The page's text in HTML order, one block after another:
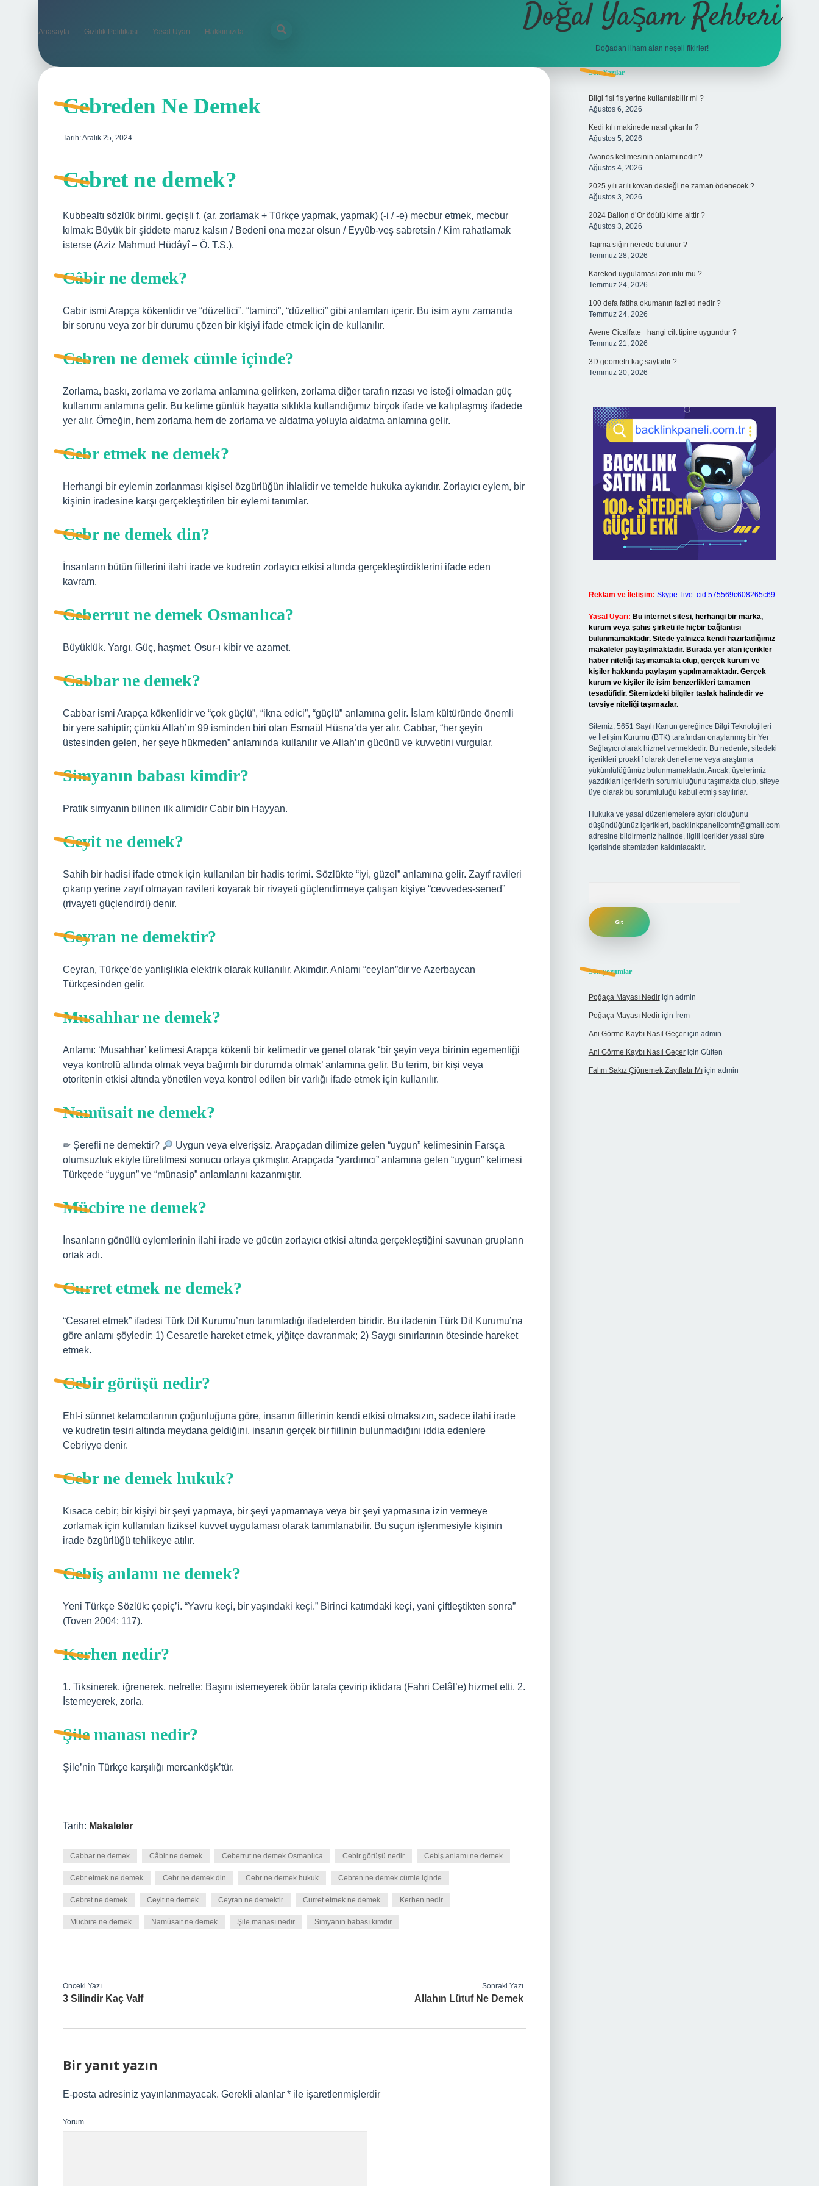
Anasayfa Gizlilik Politikası Yasal Uyarı Hakkımızda Doğal Yaşam Rehberi
Doğadan ilham alan neşeli fikirler!
Cebreden Ne Demek
Tarih: Aralık 25, 2024
Cebret ne demek?
Kubbealtı sözlük birimi. geçişli f. (ar. zorlamak + Türkçe yapmak, yapmak) (-i / -e) mecbur etmek, mecbur
kılmak: Büyük bir şiddete maruz kalsın / Bedeni ona mezar olsun / Eyyûb-veş sabretsin / Kim rahatlamak
isterse (Aziz Mahmud Hüdâyî – Ö. T.S.).
Câbir ne demek?
Cabir ismi Arapça kökenlidir ve “düzeltici”, “tamirci”, “düzeltici” gibi anlamları içerir. Bu isim aynı zamanda
bir sorunu veya zor bir durumu çözen bir kişiyi ifade etmek için de kullanılır.
Cebren ne demek cümle içinde?
Zorlama, baskı, zorlama ve zorlama anlamına gelirken, zorlama diğer tarafın rızası ve isteği olmadan güç
kullanımı anlamına gelir. Bu kelime günlük hayatta sıklıkla kullandığımız birçok ifade ve kalıplaşmış ifadede
yer alır. Örneğin, hem zorlama hem de zorlama ve aldatma yoluyla aldatma anlamına gelir.
Cebr etmek ne demek?
Herhangi bir eylemin zorlanması kişisel özgürlüğün ihlalidir ve temelde hukuka aykırıdır. Zorlayıcı eylem, bir
kişinin iradesine karşı gerçekleştirilen bir eylemi tanımlar.
Cebr ne demek din?
İnsanların bütün fiillerini ilahi irade ve kudretin zorlayıcı etkisi altında gerçekleştirdiklerini ifade eden
kavram.
Ceberrut ne demek Osmanlıca?
Büyüklük. Yargı. Güç, haşmet. Osur-ı kibir ve azamet.
Cabbar ne demek?
Cabbar ismi Arapça kökenlidir ve “çok güçlü”, “ikna edici”, “güçlü” anlamına gelir. İslam kültüründe önemli
bir yere sahiptir; çünkü Allah’ın 99 isminden biri olan Esmaül Hüsna’da yer alır. Cabbar, “her şeyin
üstesinden gelen, her şeye hükmeden” anlamında kullanılır ve Allah’ın gücünü ve kuvvetini vurgular.
Simyanın babası kimdir?
Pratik simyanın bilinen ilk alimidir Cabir bin Hayyan.
Ceyit ne demek?
Sahih bir hadisi ifade etmek için kullanılan bir hadis terimi. Sözlükte “iyi, güzel” anlamına gelir. Zayıf ravileri
çıkarıp yerine zayıf olmayan ravileri koyarak bir rivayeti güçlendirmeye çalışan kişiye “cevvedes-sened”
(rivayeti güçlendirdi) denir.
Ceyran ne demektir?
Ceyran, Türkçe’de yanlışlıkla elektrik olarak kullanılır. Akımdır. Anlamı “ceylan”dır ve Azerbaycan
Türkçesinden gelir.
Musahhar ne demek?
Anlamı: ‘Musahhar’ kelimesi Arapça kökenli bir kelimedir ve genel olarak ‘bir şeyin veya birinin egemenliği
veya kontrolü altında olmak veya bağımlı bir durumda olmak’ anlamına gelir. Bu terim, bir kişi veya
otoritenin etkisi altında yönetilen veya kontrol edilen bir varlığı ifade etmek için kullanılır.
Namüsait ne demek?
✏ Şerefli ne demektir?
Uygun veya elverişsiz. Arapçadan dilimize gelen “uygun” kelimesinin Farsça
olumsuzluk ekiyle türetilmesi sonucu ortaya çıkmıştır. Arapçada “yardımcı” anlamına gelen “uygun” kelimesi
Türkçede “uygun” ve “münasip” anlamlarını kazanmıştır.
Mücbire ne demek?
İnsanların gönüllü eylemlerinin ilahi irade ve gücün zorlayıcı etkisi altında gerçekleştiğini savunan grupların
ortak adı.
Curret etmek ne demek?
“Cesaret etmek” ifadesi Türk Dil Kurumu’nun tanımladığı ifadelerden biridir. Bu ifadenin Türk Dil Kurumu’na
göre anlamı şöyledir: 1) Cesaretle hareket etmek, yiğitçe davranmak; 2) Saygı sınırlarının ötesinde hareket
etmek.
Cebir görüşü nedir?
Ehl-i sünnet kelamcılarının çoğunluğuna göre, insanın fiillerinin kendi etkisi olmaksızın, sadece ilahi irade
ve kudretin tesiri altında meydana geldiğini, insanın gerçek bir fiilinin bulunmadığını iddia edenlere
Cebriyye denir.
Cebr ne demek hukuk?
Kısaca cebir; bir kişiyi bir şeyi yapmaya, bir şeyi yapmamaya veya bir şeyi yapmasına izin vermeye
zorlamak için kullanılan fiziksel kuvvet uygulaması olarak tanımlanabilir. Bu suçun işlenmesiyle kişinin
irade özgürlüğü tehlikeye atılır.
Cebiş anlamı ne demek?
Yeni Türkçe Sözlük: çepiç’i. “Yavru keçi, bir yaşındaki keçi.” Birinci katımdaki keçi, yani çiftleştikten sonra”
(Toven 2004: 117).
Kerhen nedir?
1. Tiksinerek, iğrenerek, nefretle: Başını istemeyerek öbür tarafa çevirip iktidara (Fahri Celâl’e) hizmet etti. 2.
İstemeyerek, zorla.
Şile manası nedir?
Şile’nin Türkçe karşılığı mercanköşk’tür.
Tarih: Makaleler
Cabbar ne demek Câbir ne demek Ceberrut ne demek Osmanlıca Cebir görüşü nedir Cebiş anlamı ne demek
Cebr etmek ne demek Cebr ne demek din Cebr ne demek hukuk Cebren ne demek cümle içinde
Cebret ne demek Ceyit ne demek Ceyran ne demektir Curret etmek ne demek Kerhen nedir
Mücbire ne demek Namüsait ne demek Şile manası nedir Simyanın babası kimdir
Önceki Yazı
3 Silindir Kaç Valf
Sonraki Yazı
Allahın Lütuf Ne Demek
Bir yanıt yazın
E-posta adresiniz yayınlanmayacak. Gerekli alanlar * ile işaretlenmişlerdir
Yorum
Sidebar
Son Yazılar
Bilgi fişi fiş yerine kullanılabilir mi ?
Ağustos 6, 2026
Kedi kılı makinede nasıl çıkarılır ?
Ağustos 5, 2026
Avanos kelimesinin anlamı nedir ?
Ağustos 4, 2026
2025 yılı arılı kovan desteği ne zaman ödenecek ?
Ağustos 3, 2026
2024 Ballon d’Or ödülü kime aittir ?
Ağustos 3, 2026
Tajima sığırı nerede bulunur ?
Temmuz 28, 2026
Karekod uygulaması zorunlu mu ?
Temmuz 24, 2026
100 defa fatiha okumanın fazileti nedir ?
Temmuz 24, 2026
Avene Cicalfate+ hangi cilt tipine uygundur ?
Temmuz 21, 2026
3D geometri kaç sayfadır ?
Temmuz 20, 2026
Reklam ve İletişim: Skype: live:.cid.575569c608265c69
Yasal Uyarı: Bu internet sitesi, herhangi bir marka,
kurum veya şahıs şirketi ile hiçbir bağlantısı
bulunmamaktadır. Sitede yalnızca kendi hazırladığımız
makaleler paylaşılmaktadır. Burada yer alan içerikler
haber niteliği taşımamakta olup, gerçek kurum ve
kişiler hakkında paylaşım yapılmamaktadır. Gerçek
kurum ve kişiler ile isim benzerlikleri tamamen
tesadüfidir. Sitemizdeki bilgiler taslak halindedir ve
tavsiye niteliği taşımazlar.
Sitemiz, 5651 Sayılı Kanun gereğince Bilgi Teknolojileri
ve İletişim Kurumu (BTK) tarafından onaylanmış bir Yer
Sağlayıcı olarak hizmet vermektedir. Bu nedenle, sitedeki
içerikleri proaktif olarak denetleme veya araştırma
yükümlülüğümüz bulunmamaktadır. Ancak, üyelerimiz
yazdıkları içeriklerin sorumluluğunu taşımakta olup, siteye
üye olarak bu sorumluluğu kabul etmiş sayılırlar.
Hukuka ve yasal düzenlemelere aykırı olduğunu
düşündüğünüz içerikleri, backlinkpanelicomtr@gmail.com
adresine bildirmeniz halinde, ilgili içerikler yasal süre
içerisinde sitemizden kaldırılacaktır.
Son yorumlar
Poğaça Mayası Nediriçin admin
Poğaça Mayası Nediriçin İrem
Ani Görme Kaybı Nasıl Geçeriçin admin
Ani Görme Kaybı Nasıl Geçeriçin Gülten
Falım Sakız Çiğnemek Zayıflatır Mıiçin admin